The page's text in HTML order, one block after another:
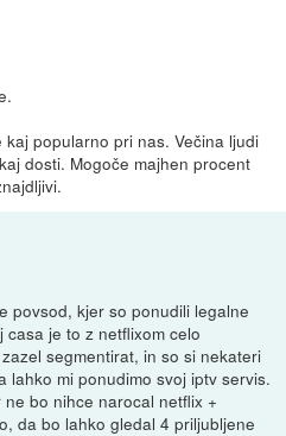
popularno pri nas. Večina ljudi
dosti. Mogoče majhen procent
povsod, kjer so ponudili legalne
je to z netflixom celo
segmentirat, in so si nekateri
lahko mi ponudimo svoj iptv servis.
bo nihce narocal netflix +
da bo lahko gledal 4 priljubljene